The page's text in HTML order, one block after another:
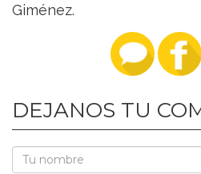
Giménez.
DEJANOS TU